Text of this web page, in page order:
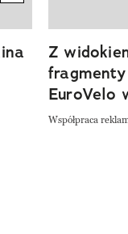
Z
EuroVelo
Współpraca